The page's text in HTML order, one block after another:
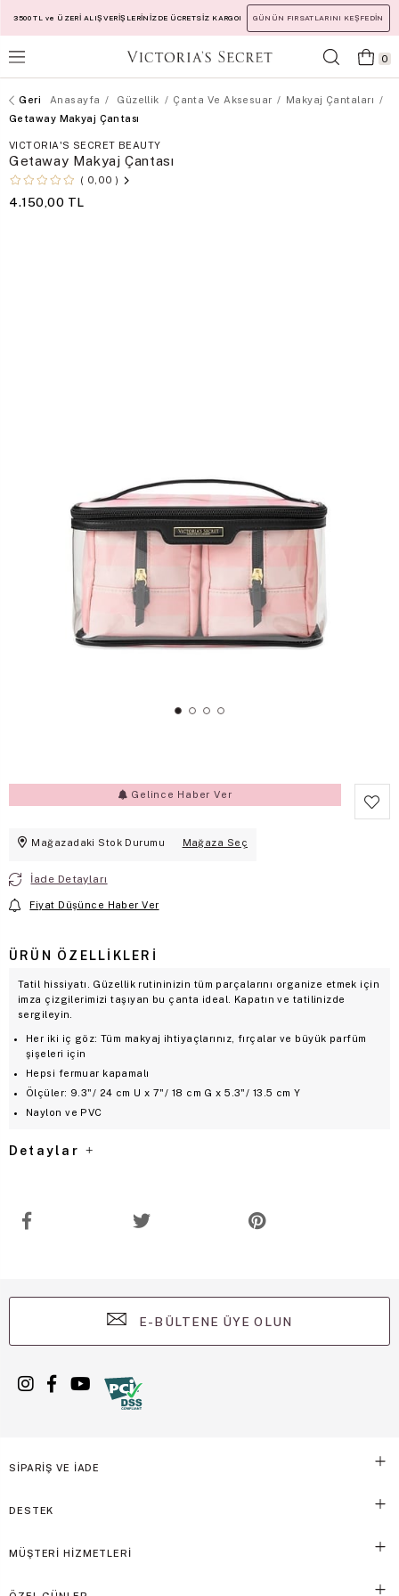
3500 TL ve ÜZERİ ALIŞVERİŞLERİNİZDE ÜCRETSİZ KARGO! GÜNÜN FIRSATLARINI KEŞFEDİN
0
Anasayfa Güzellik Çanta Ve Aksesuar
Makyaj Çantaları
Getaway Makyaj Çantası
VICTORIA'S SECRET BEAUTY
Getaway Makyaj Çantası
0,00
4.150,00 TL
Gelince Haber Ver
Mağazadaki Stok Durumu Mağaza Seç
İade Detayları
Fiyat Düşünce Haber Ver
ÜRÜN ÖZELLIKLERI
Tatil hissiyatı. Güzellik rutininizin tüm parçalarını organize etmek için
imza çizgilerimizi taşıyan bu çanta ideal. Kapatın ve tatilinizde
sergileyin.
Her iki iç göz: Tüm makyaj ihtiyaçlarınız, fırçalar ve büyük parfüm
şişeleri için
Hepsi fermuar kapamalı
Ölçüler: 9.3"/ 24 cm U x 7"/ 18 cm G x 5.3"/ 13.5 cm Y
Naylon ve PVC
Detaylar
E-BÜLTENE ÜYE OLUN
SİPARİŞ VE İADE
DESTEK
MÜŞTERİ HİZMETLERİ